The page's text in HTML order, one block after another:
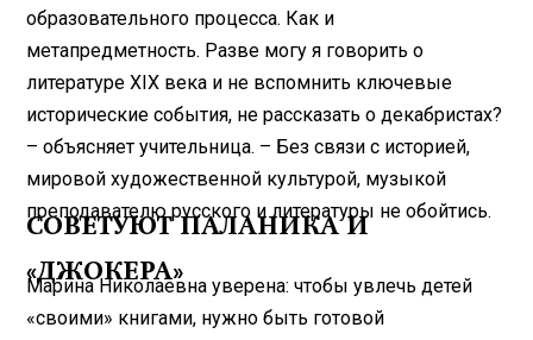
образовательного процесса. Как и
метапредметность. Разве могу я говорить о
литературе XIX века и не вспомнить ключевые
исторические события, не рассказать о декабристах?
– объясняет учительница. – Без связи с историей,
мировой художественной культурой, музыкой
преподавателю русского и литературы не обойтись.
СОВЕТУЮТ ПАЛАНИКА И
«ДЖОКЕРА»
Марина Николаевна уверена: чтобы увлечь детей
«своими» книгами, нужно быть готовой